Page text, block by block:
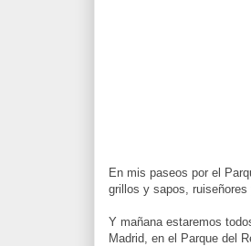
En mis paseos por el
grillos y sapos,
Y mañana estaremos
Madrid, en el Parque del